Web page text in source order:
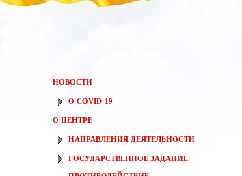
НОВОСТИ
О COVID-19
О ЦЕНТРЕ
НАПРАВЛЕНИЯ ДЕЯТЕЛЬНОСТИ
ГОСУДАРСТВЕННОЕ ЗАДАНИЕ